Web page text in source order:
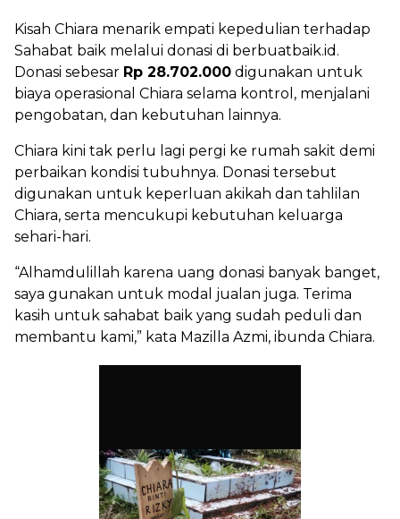
Kisah Chiara menarik empati kepedulian terhadap
Sahabat baik melalui donasi di berbuatbaik.id.
Donasi sebesar Rp 28.702.000 digunakan untuk
biaya operasional Chiara selama kontrol, menjalani
pengobatan, dan kebutuhan lainnya.
Chiara kini tak perlu lagi pergi ke rumah sakit demi
perbaikan kondisi tubuhnya. Donasi tersebut
digunakan untuk keperluan akikah dan tahlilan
Chiara, serta mencukupi kebutuhan keluarga
sehari-hari.
“Alhamdulillah karena uang donasi banyak banget,
saya gunakan untuk modal jualan juga. Terima
kasih untuk sahabat baik yang sudah peduli dan
membantu kami,” kata Mazilla Azmi, ibunda Chiara.